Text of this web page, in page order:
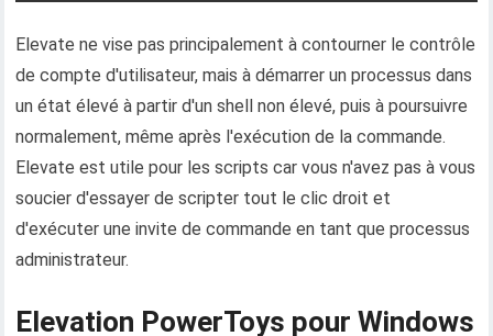
Elevate ne vise pas principalement à contourner le contrôle
de compte d'utilisateur, mais à démarrer un processus dans
un état élevé à partir d'un shell non élevé, puis à poursuivre
normalement, même après l'exécution de la commande.
Elevate est utile pour les scripts car vous n'avez pas à vous
soucier d'essayer de scripter tout le clic droit et
d'exécuter une invite de commande en tant que processus
administrateur.
Elevation PowerToys pour Windows